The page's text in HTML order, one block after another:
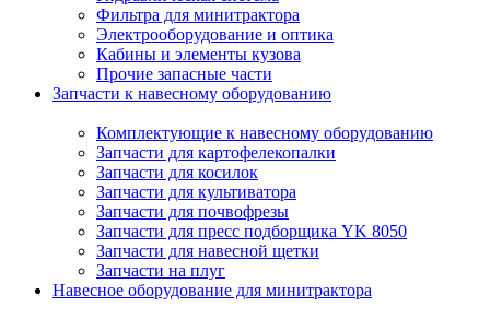
Фильтра для минитрактора
Электрооборудование и оптика
Кабины и элементы кузова
Прочие запасные части
Запчасти к навесному оборудованию
Комплектующие к навесному оборудованию
Запчасти для картофелекопалки
Запчасти для косилок
Запчасти для культиватора
Запчасти для почвофрезы
Запчасти для пресс подборщика YK 8050
Запчасти для навесной щетки
Запчасти на плуг
Навесное оборудование для минитрактора